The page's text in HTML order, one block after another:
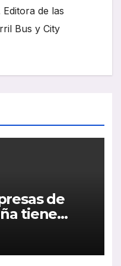
Editora de las
Bus y City
de
tiene
para